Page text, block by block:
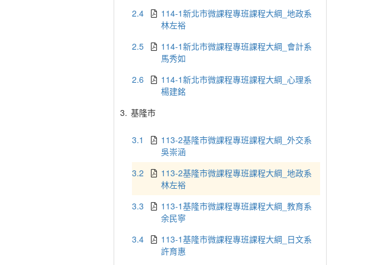
2.4
114-1新北市微課程專班課程大綱_地政系
林左裕
2.5
114-1新北市微課程專班課程大綱_會計系
馬秀如
2.6
114-1新北市微課程專班課程大綱_心理系
楊建銘
3. 基隆市
3.1
113-2基隆市微課程專班課程大綱_外交系
吳崇涵
3.2
113-2基隆市微課程專班課程大綱_地政系
林左裕
3.3
113-1基隆市微課程專班課程大綱_教育系
余民寧
3.4
113-1基隆市微課程專班課程大綱_日文系
許育惠